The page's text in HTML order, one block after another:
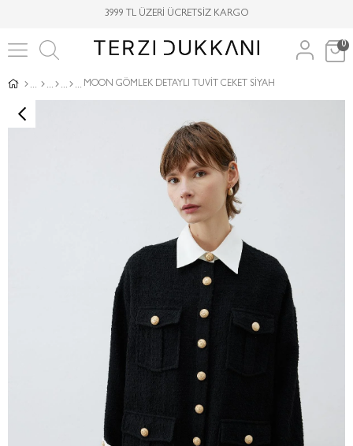
3999 TL ÜZERİ ÜCRETSİZ KARGO
0
MOON GÖMLEK DETAYLI TUVİT CEKET SİYAH